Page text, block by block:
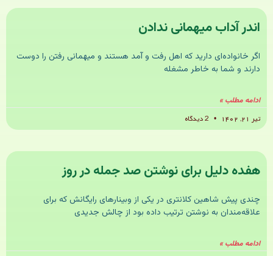
اندر آداب میهمانی ندادن
اگر خانواده‌ای دارید که اهل رفت و آمد هستند و میهمانی رفتن را دوست
دارند و شما به خاطر مشغله
ادامه مطلب »
تیر ۲۱, ۱۴۰۲
هفده دلیل برای نوشتن صد جمله در روز
چندی پیش شاهین کلانتری در یکی از وبینارهای رایگانش که برای
علاقه‌مندان به نوشتن ترتیب داده بود از چالش جدیدی
ادامه مطلب »